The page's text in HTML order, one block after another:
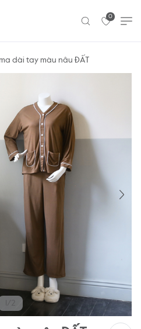
0
dài tay màu nâu ĐẤT
1/2